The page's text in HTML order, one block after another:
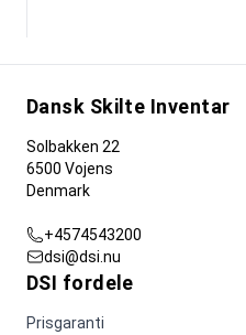
Dansk Skilte Inventar
Solbakken 22
6500 Vojens
Denmark
+4574543200
dsi@dsi.nu
DSI fordele
Prisgaranti